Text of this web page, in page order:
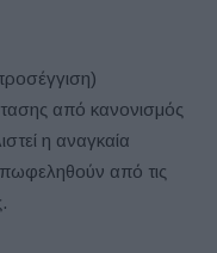
από κανονισμός
η αναγκαία
από τις